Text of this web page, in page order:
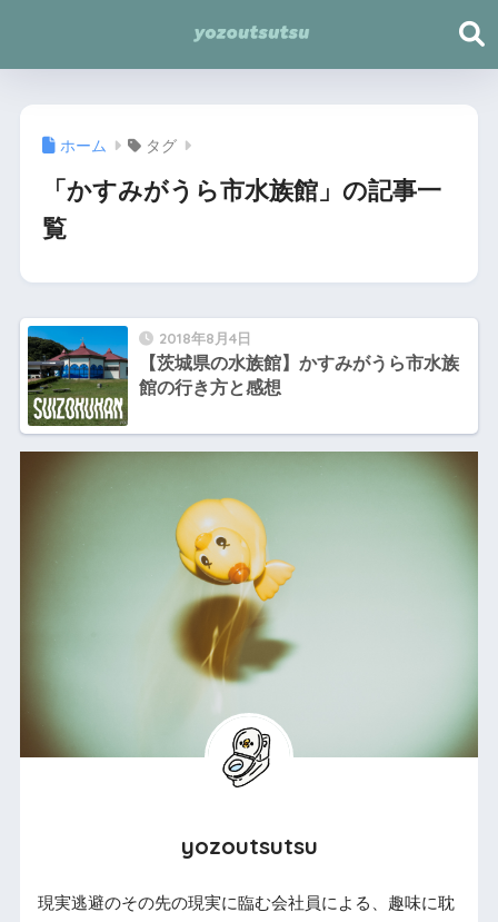
ホーム タグ
「かすみがうら市水族館」の記事一
覧
2018年8月4日
【茨城県の水族館】かすみがうら市水族
館の行き方と感想
yozoutsutsu
現実逃避のその先の現実に臨む会社員による、趣味に耽